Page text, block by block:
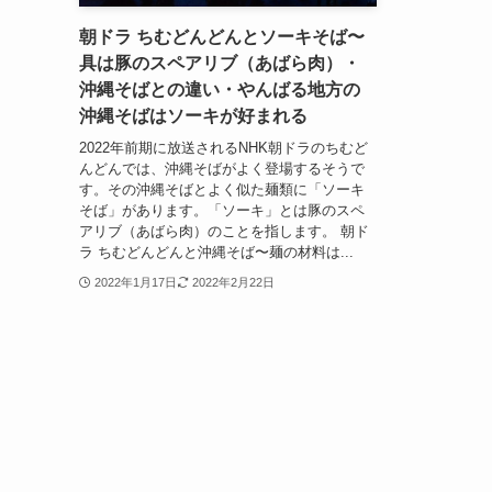
朝ドラ ちむどんどんとソーキそば〜
具は豚のスペアリブ（あばら肉）・
沖縄そばとの違い・やんばる地方の
沖縄そばはソーキが好まれる
2022年前期に放送されるNHK朝ドラのちむど
んどんでは、沖縄そばがよく登場するそうで
す。その沖縄そばとよく似た麺類に「ソーキ
そば」があります。「ソーキ」とは豚のスペ
アリブ（あばら肉）のことを指します。 朝ド
ラ ちむどんどんと沖縄そば〜麺の材料は...
2022年1月17日 2022年2月22日